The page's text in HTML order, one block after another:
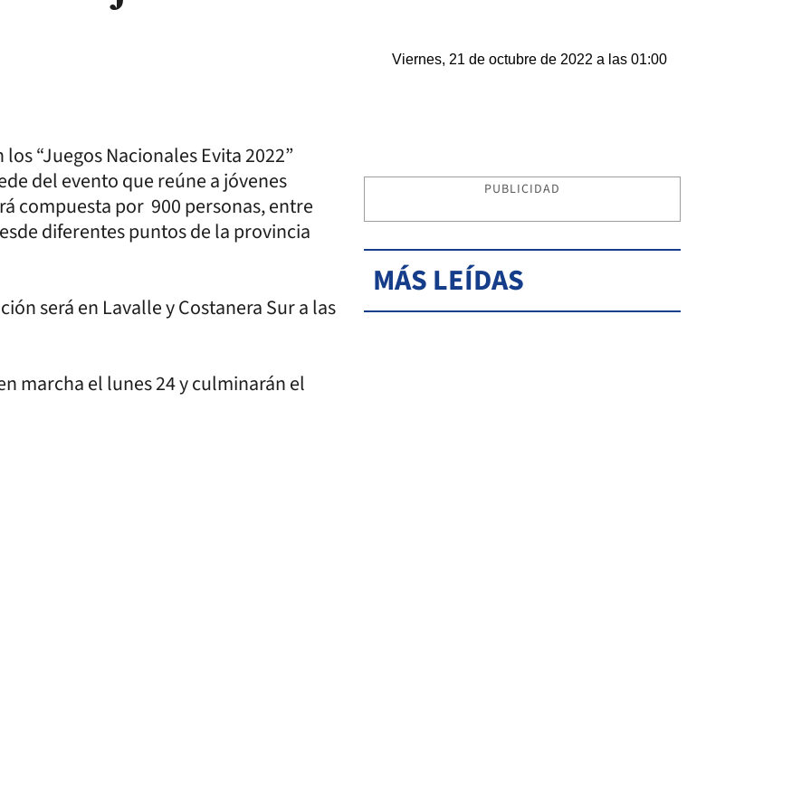
Viernes, 21 de octubre de 2022 a las 01:00
“Juegos Nacionales Evita 2022”
del evento que reúne a jóvenes
compuesta por 900 personas, entre
diferentes puntos de la provincia
será en Lavalle y Costanera Sur a las
marcha el lunes 24 y culminarán el
PUBLICIDAD
MÁS LEÍDAS